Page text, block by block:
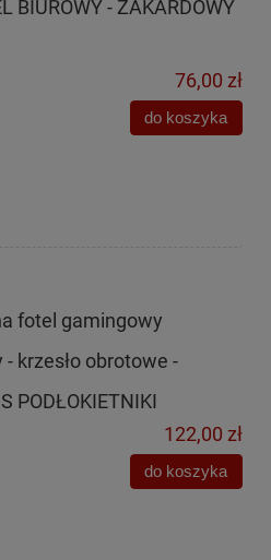
BIUROWY - ŻAKARDOWY
76,00 zł
do koszyka
fotel gamingowy
krzesło obrotowe -
PODŁOKIETNIKI
122,00 zł
do koszyka